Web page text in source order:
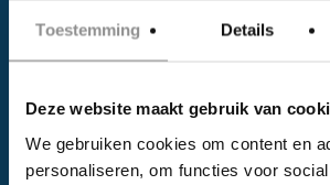
Toestemming Details
Deze website maakt gebruik van
We gebruiken cookies om content en
personaliseren, om functies voor
EVENTS